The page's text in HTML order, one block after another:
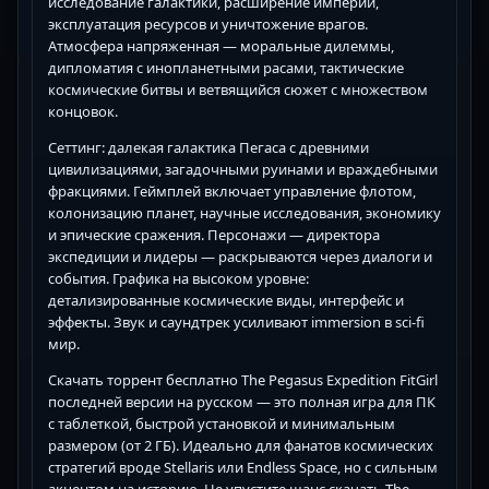
эксплуатация ресурсов и уничтожение врагов.
Атмосфера напряженная — моральные дилеммы,
дипломатия с инопланетными расами, тактические
космические битвы и ветвящийся сюжет с множеством
концовок.
Сеттинг: далекая галактика Пегаса с древними
цивилизациями, загадочными руинами и враждебными
фракциями. Геймплей включает управление флотом,
колонизацию планет, научные исследования, экономику
и эпические сражения. Персонажи — директора
экспедиции и лидеры — раскрываются через диалоги и
события. Графика на высоком уровне:
детализированные космические виды, интерфейс и
эффекты. Звук и саундтрек усиливают immersion в sci-fi
мир.
Скачать торрент бесплатно The Pegasus Expedition FitGirl
последней версии на русском — это полная игра для ПК
с таблеткой, быстрой установкой и минимальным
размером (от 2 ГБ). Идеально для фанатов космических
стратегий вроде Stellaris или Endless Space, но с сильным